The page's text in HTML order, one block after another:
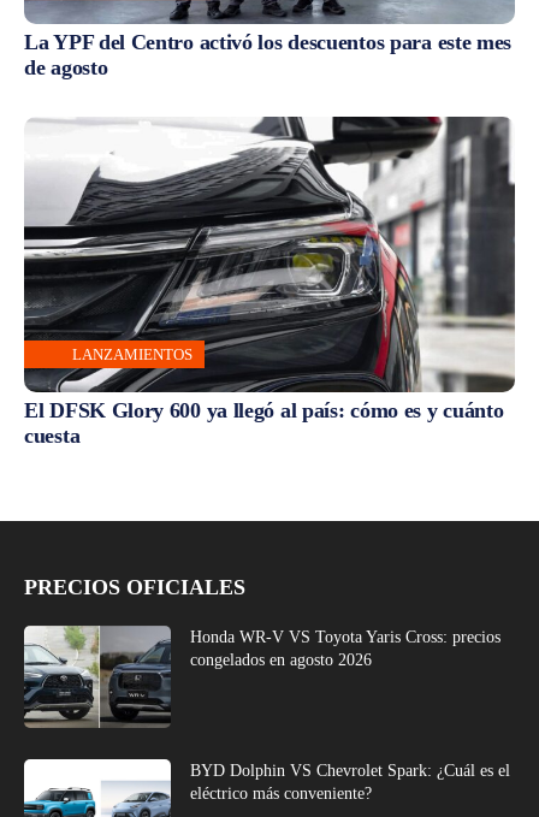
La YPF del Centro activó los descuentos para este mes
de agosto
LANZAMIENTOS
El DFSK Glory 600 ya llegó al país: cómo es y cuánto
cuesta
PRECIOS OFICIALES
Honda WR-V VS Toyota Yaris Cross: precios
congelados en agosto 2026
BYD Dolphin VS Chevrolet Spark: ¿Cuál es el
eléctrico más conveniente?